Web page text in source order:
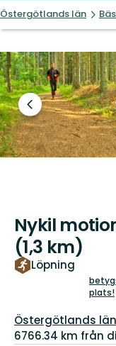
Östergötlands län
Föregående
bild
Nykil
(1,3 km)
Löpning
plats!
Län:
Östergötlands län
6766.34 km från